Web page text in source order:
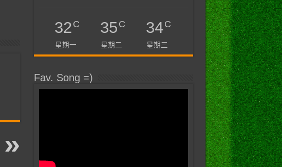
32C
星期一
35C
星期二
34C
星期三
Fav. Song =)